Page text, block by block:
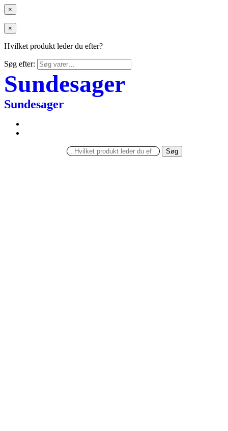
×
×
Hvilket produkt leder du efter?
Søg efter:
Sundesager
Sundesager
Søg